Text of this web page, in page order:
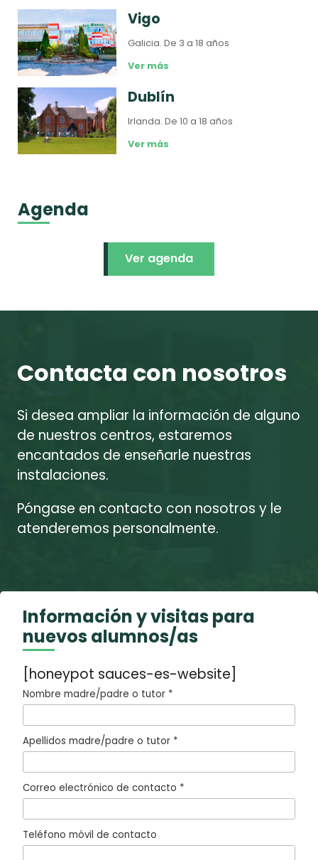
Vigo
Galicia.De 3 a 18 años
Ver más
Dublín
Irlanda.De 10 a 18 años
Ver más
Agenda
Ver agenda
Contacta con nosotros
Si desea ampliar la información de alguno
de nuestros centros, estaremos
encantados de enseñarle nuestras
instalaciones.
Póngase en contacto con nosotros y le
atenderemos personalmente.
Información y visitas para
nuevos alumnos/as
[honeypot sauces-es-website]
Nombre madre/padre o tutor *
Apellidos madre/padre o tutor *
Correo electrónico de contacto *
Teléfono móvil de contacto